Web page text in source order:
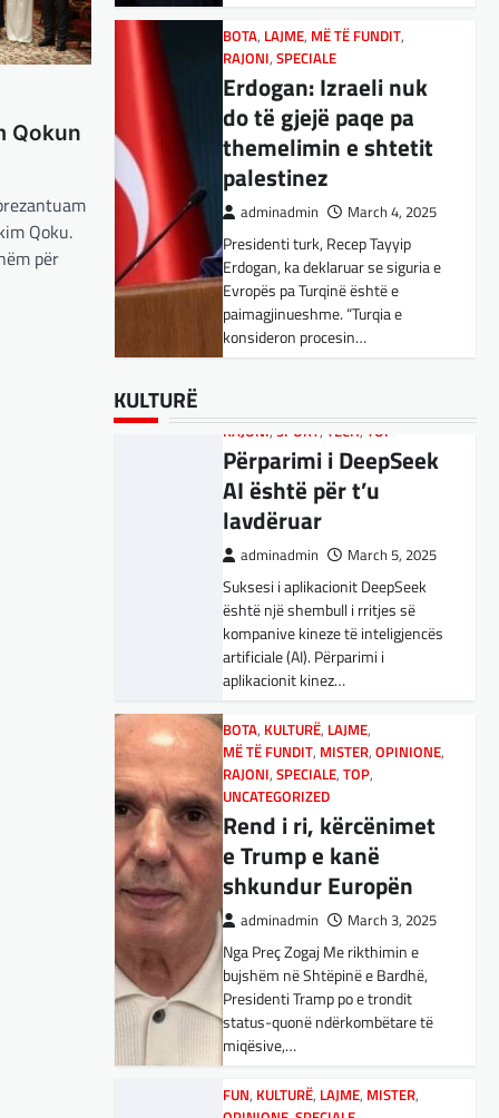
Qokun
Qoku.
për
BOTA, LAJME, MË TË FUNDIT,
RAJONI,SPECIALE
Erdogan: Izraeli nuk
do të gjejë paqe pa
themelimin e shtetit
palestinez
adminadmin March 4, 2025
Presidenti turk, Recep Tayyip
Erdogan, ka deklaruar se siguria e
Evropës pa Turqinë është e
paimagjinueshme. “Turqia e
konsideron procesin…
Konkurrenti francez i
Starlink pa aksionet e
tij të trefishohen në
vlerë pasi Trump
ndaloi ndihmën për
Ukrainën
adminadmin March 5, 2025
Aksionet e ofruesit francez të
satelitëve Eutelsat u trefishuan
në vlerë gjatë dy ditëve të fundit
mes shqetësimeve se qasja…
BOTA,LAJME,MË TË FUNDIT
OPINIONE,RAJONI
Gjermani, ekspertët
sugjerojnë 400
miliardë euro për
mbrojtje
adminadmin March 4, 2025
Gjermania ndodhet aktualisht në
kulmin e përpjekjeve për krijimin e
qeverisë dhe koha nuk pret.
CDU/CSU dhe SPD po
KULTURË
BOTA,KULTURË,LAJME,MISTER,
RAJONI,SPECIALE,TECH
Varësia nga ChatGPT
është në rritje:
Kujdes! Këto janë
pasojat e mundshme
adminadmin
Sipas studiuesve, përdoruesit që
përdorin shpesh ChatGPT për
biseda jopersonale, duke
përfshirë kërkimin e këshillave,
shpjegimet konceptuale dhe
ndihmën për…
RAJONI,SPORT, TECH, TOP
Përparimi i DeepSeek
AI është për t’u
lavdëruar
adminadmin March 5, 2025
Suksesi i aplikacionit DeepSeek
është një shembull i rritjes së
kompanive kineze të inteligjencës
artificiale (AI). Përparimi i
aplikacionit kinez…
BOTA, KULTURË, LAJME,
MË TË FUNDIT, MISTER,OPINIONE,
RAJONI,SPECIALE,TOP,
UNCATEGORIZED
Rend i ri, kërcënimet
e Trump e kanë
shkundur Europën
adminadmin March 3, 2025
Nga Preç Zogaj Me rikthimin e
bujshëm në Shtëpinë e Bardhë,
Presidenti Tramp po e trondit
status-quonë ndërkombëtare të
miqësive,…
FUN, KULTURË, LAJME, MISTER,
SPORT,VENDI
FFM pranon
kërkesën e
Shkëndija ndaj
Vardarit do të luaj të
dielën
adminadmin
2024
Shkëndija dhe Vardari do të luajnë
zyrtarisht të dielën. Vendimi ka
ardhur nga Federata e futbollit të
Maqedonisë së Veriut…
LAJME,SPORT
Ja Kush E Bindi
Presidentin E
Vllaznisë Për Të
Marrë Qatip Osmanin
adminadmin
February 20,
2024
Skuadra e njohur shqiptare e
Vllaznisë nga Shkodra, me 30
tetor në postin e trajnerit
zyrtarizoi strategun tetovar, Qatip
Osmani.…
SPORT
Goli i Leipzigut ishte i
rregullt!